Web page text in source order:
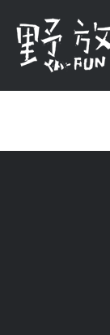
content
野放小腳